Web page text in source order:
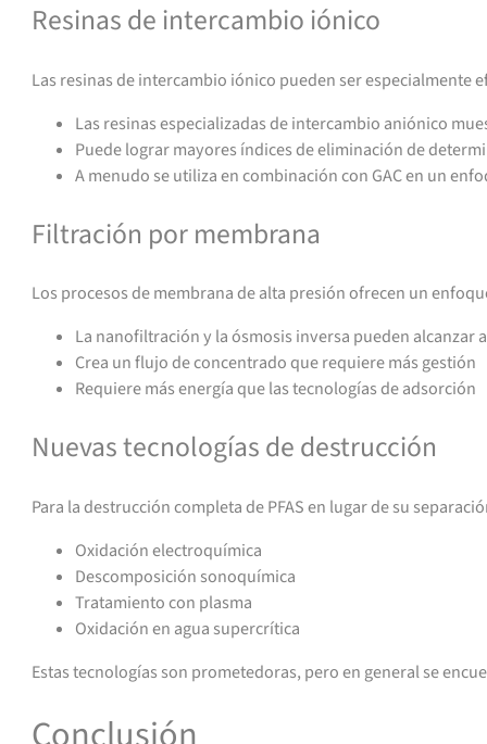
Resinas de intercambio iónico
Las resinas de intercambio iónico pueden ser especialmente
Las resinas especializadas de intercambio aniónico
Puede lograr mayores índices de eliminación de
A menudo se utiliza en combinación con GAC en un
Filtración por membrana
Los procesos de membrana de alta presión ofrecen un
La nanofiltración y la ósmosis inversa pueden alcanzar
Crea un flujo de concentrado que requiere más gestión
Requiere más energía que las tecnologías de adsorción
Nuevas tecnologías de destrucción
Para la destrucción completa de PFAS en lugar de su
Oxidación electroquímica
Descomposición sonoquímica
Tratamiento con plasma
Oxidación en agua supercrítica
Estas tecnologías son prometedoras, pero en general se